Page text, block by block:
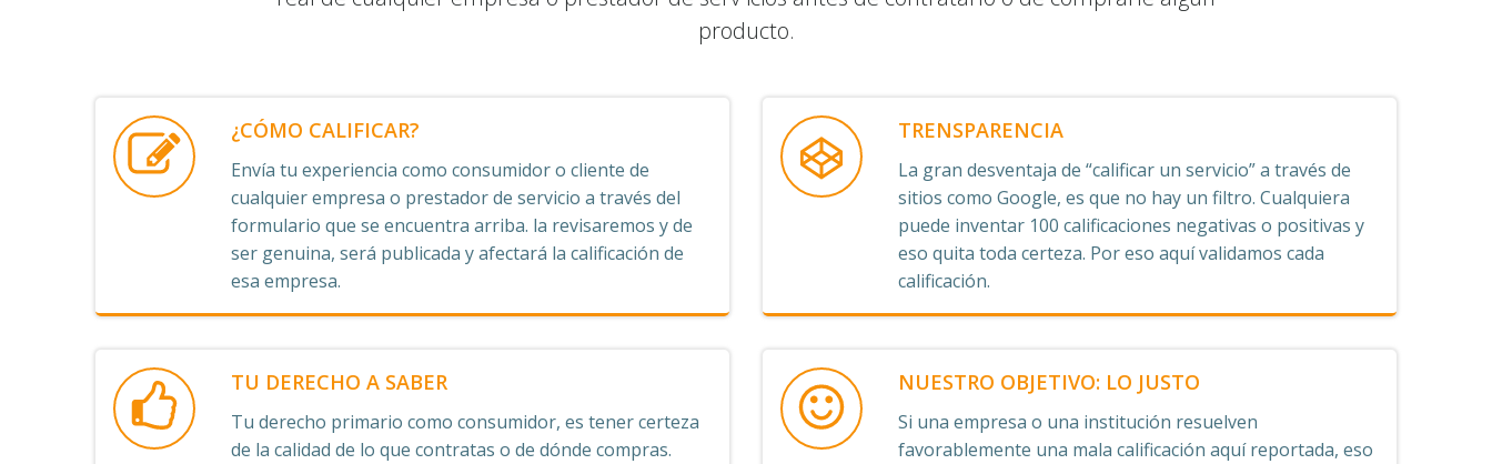
producto.
¿CÓMO CALIFICAR?
Envía tu experiencia como consumidor o cliente de
cualquier empresa o prestador de servicio a través del
formulario que se encuentra arriba. la revisaremos y de
ser genuina, será publicada y afectará la calificación de
esa empresa.
TRENSPARENCIA
La gran desventaja de “calificar un servicio” a través de
sitios como Google, es que no hay un filtro. Cualquiera
puede inventar 100 calificaciones negativas o positivas y
eso quita toda certeza. Por eso aquí validamos cada
calificación.
TU DERECHO A SABER
Tu derecho primario como consumidor, es tener certeza
de la calidad de lo que contratas o de dónde compras.
NUESTRO OBJETIVO: LO JUSTO
Si una empresa o una institución resuelven
favorablemente una mala calificación aquí reportada, eso